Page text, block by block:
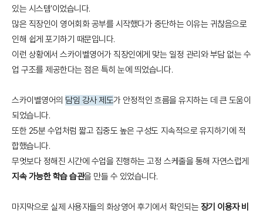
있는 시스템’이었습니다.
많은 직장인이 영어회화 공부를 시작했다가 중단하는 이유는 귀찮음으로
인해 쉽게 포기하기 때문입니다.
이런 상황에서 스카이벨영어가 직장인에게 맞는 일정 관리와 부담 없는 수
업 구조를 제공한다는 점은 특히 눈에 띄었습니다.
스카이벨영어의 담임 강사 제도가 안정적인 흐름을 유지하는 데 큰 도움이
되었습니다.
또한 25분 수업처럼 짧고 집중도 높은 구성도 지속적으로 유지하기에 적
합했습니다.
무엇보다 정해진 시간에 수업을 진행하는 고정 스케줄을 통해 자연스럽게
지속 가능한 학습 습관을 만들 수 있었습니다.
마지막으로 실제 사용자들의 화상영어 후기에서 확인되는 장기 이용자 비